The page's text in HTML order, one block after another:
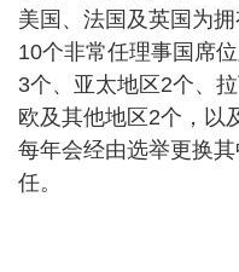
美国、法国及英国为
10个非常任理事国席
3个、亚太地区2个、
欧及其他地区2个，以
每年会经由选举更换
任。